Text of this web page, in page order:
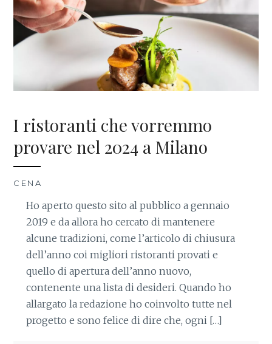
I ristoranti che vorremmo
provare nel 2024 a Milano
CENA
Ho aperto questo sito al pubblico a gennaio
2019 e da allora ho cercato di mantenere
alcune tradizioni, come l’articolo di chiusura
dell’anno coi migliori ristoranti provati e
quello di apertura dell’anno nuovo,
contenente una lista di desideri. Quando ho
allargato la redazione ho coinvolto tutte nel
progetto e sono felice di dire che, ogni […]